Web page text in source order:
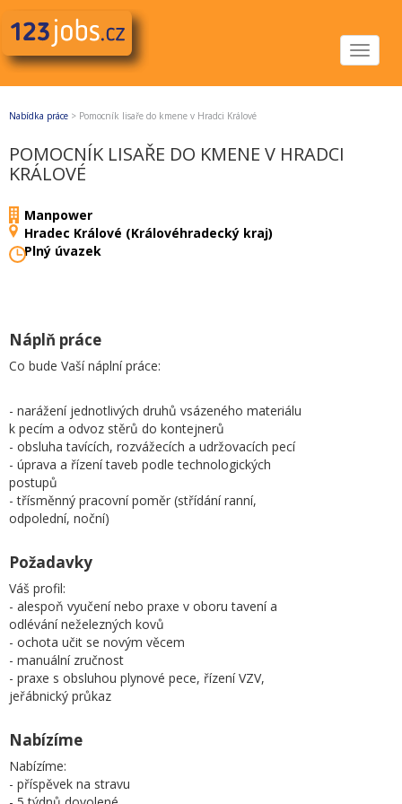
Toggle
Nabídka práce > Pomocník lisaře do kmene v Hradci Králové
POMOCNÍK LISAŘE DO KMENE V HRADCI
KRÁLOVÉ
Manpower
Hradec Králové (Královéhradecký kraj)
Plný úvazek
Náplň práce
Co bude Vaší náplní práce:
- narážení jednotlivých druhů vsázeného materiálu
k pecím a odvoz stěrů do kontejnerů
- obsluha tavících, rozvážecích a udržovacích pecí
- úprava a řízení taveb podle technologických
postupů
- třísměnný pracovní poměr (střídání ranní,
odpolední, noční)
Požadavky
Váš profil:
- alespoň vyučení nebo praxe v oboru tavení a
odlévání neželezných kovů
- ochota učit se novým věcem
- manuální zručnost
- praxe s obsluhou plynové pece, řízení VZV,
jeřábnický průkaz
Nabízíme
Nabízíme:
- příspěvek na stravu